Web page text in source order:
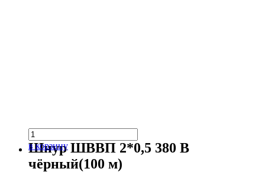
в корзину
Шнур ШВВП 2*0,5 380 В
чёрный(100 м)